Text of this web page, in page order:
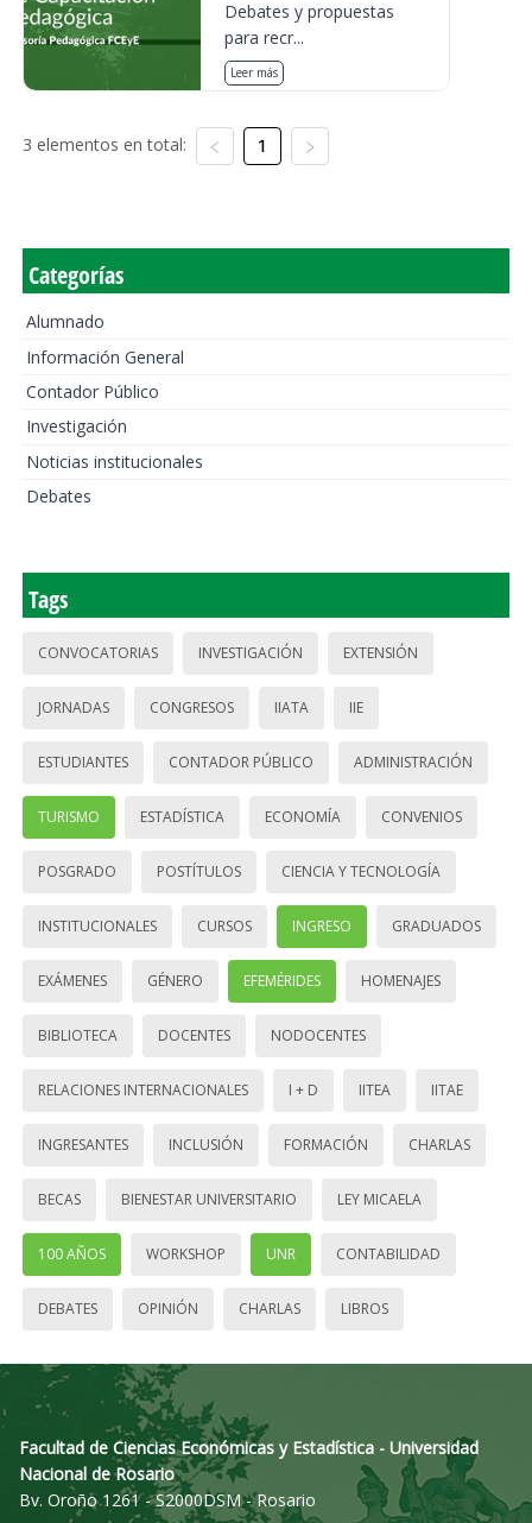
Debates y propuestas
para recr...
Leer más
3 elementos en total: 1
Categorías
Alumnado
Información General
Contador Público
Investigación
Noticias institucionales
Debates
Tags
CONVOCATORIAS INVESTIGACIÓN EXTENSIÓN
JORNADAS CONGRESOS IIATA IIE
ESTUDIANTES CONTADOR PÚBLICO ADMINISTRACIÓN
TURISMO ESTADÍSTICA ECONOMÍA CONVENIOS
POSGRADO POSTÍTULOS CIENCIA Y TECNOLOGÍA
INSTITUCIONALES CURSOS INGRESO GRADUADOS
EXÁMENES GÉNERO EFEMÉRIDES HOMENAJES
BIBLIOTECA DOCENTES NODOCENTES
RELACIONES INTERNACIONALES I + D IITEA IITAE
INGRESANTES INCLUSIÓN FORMACIÓN CHARLAS
BECAS BIENESTAR UNIVERSITARIO LEY MICAELA
100 AÑOS WORKSHOP UNR CONTABILIDAD
DEBATES OPINIÓN CHARLAS LIBROS
Facultad de Ciencias Económicas y Estadística - Universidad
Nacional de Rosario
Bv. Oroño 1261 - S2000DSM - Rosario